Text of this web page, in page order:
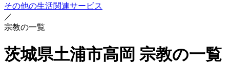
その他の生活関連サービス
／
宗教の一覧
茨城県土浦市高岡 宗教の一覧